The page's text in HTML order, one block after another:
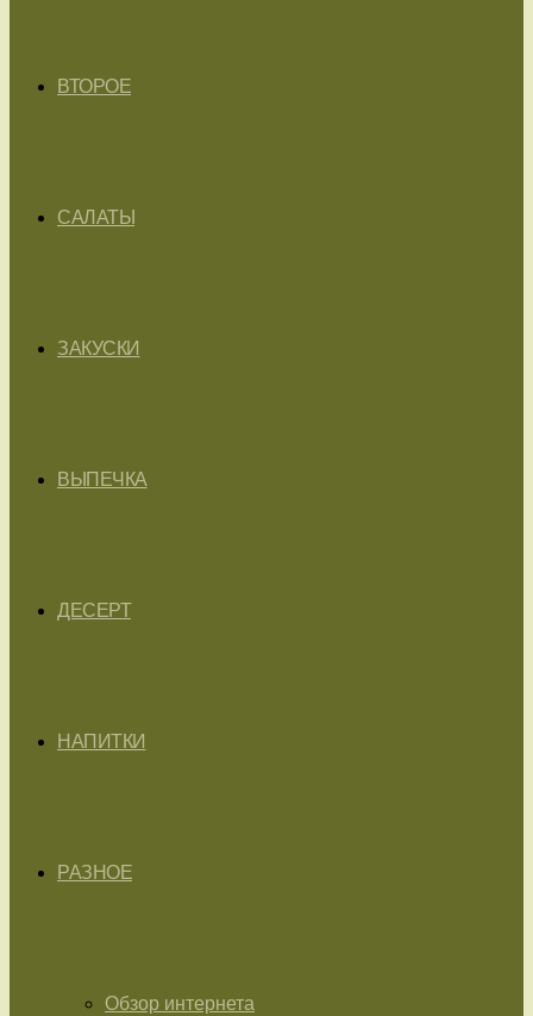
ВТОРОЕ
САЛАТЫ
ЗАКУСКИ
ВЫПЕЧКА
ДЕСЕРТ
НАПИТКИ
РАЗНОЕ
Обзор интернета